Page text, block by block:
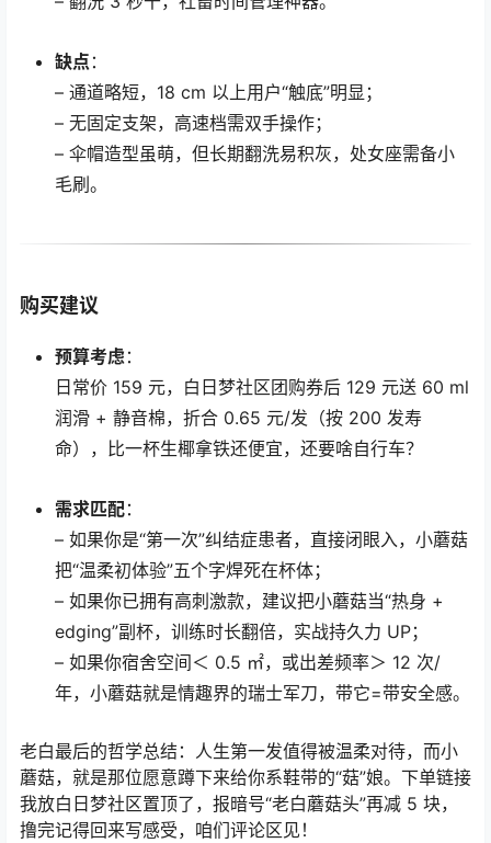
缺点 ：
– 通道略短，18 cm 以上用户“触底”明显；
– 无固定支架，高速档需双手操作；
– 伞帽造型虽萌，但长期翻洗易积灰，处女座需备小
毛刷。
购买建议
预算考虑 ：
日常价 159 元，白日梦社区团购券后 129 元送 60 ml
润滑 + 静音棉，折合 0.65 元/发（按 200 发寿
命），比一杯生椰拿铁还便宜，还要啥自行车？
需求匹配：
– 如果你是“第一次”纠结症患者，直接闭眼入，小蘑菇
把“温柔初体验”五个字焊死在杯体；
– 如果你已拥有高刺激款，建议把小蘑菇当“热身 +
edging”副杯，训练时长翻倍，实战持久力 UP；
– 如果你宿舍空间＜ 0.5 ㎡，或出差频率＞ 12 次/
年，小蘑菇就是情趣界的瑞士军刀，带它=带安全感。
老白最后的哲学总结：人生第一发值得被温柔对待，而小
蘑菇，就是那位愿意蹲下来给你系鞋带的“菇”娘。下单链接
我放白日梦社区置顶了，报暗号“老白蘑菇头”再减 5 块，
撸完记得回来写感受，咱们评论区见！